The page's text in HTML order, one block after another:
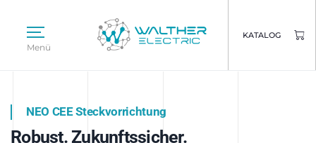
Menü
KATALOG
NEO CEE Steckvorrichtung
Robust. Zukunftssicher.